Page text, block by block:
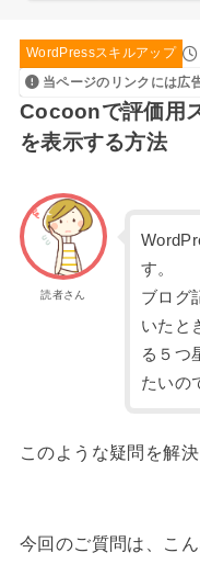
WordPressスキルアップ
当ページのリンクには広
Cocoonで評価用
を表示する方法
読者さん
す。
ブログ
いたと
る５つ
たいの
このような疑問を解
今回のご質問は、こ